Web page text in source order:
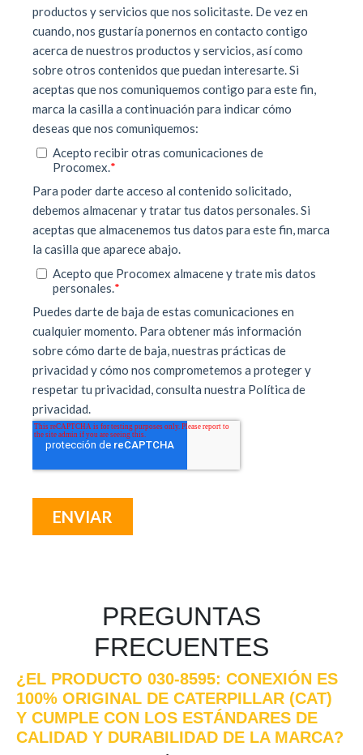
PREGUNTAS
FRECUENTES
¿EL PRODUCTO 030-8595: CONEXIÓN ES
100% ORIGINAL DE CATERPILLAR (CAT)
Y CUMPLE CON LOS ESTÁNDARES DE
CALIDAD Y DURABILIDAD DE LA MARCA?